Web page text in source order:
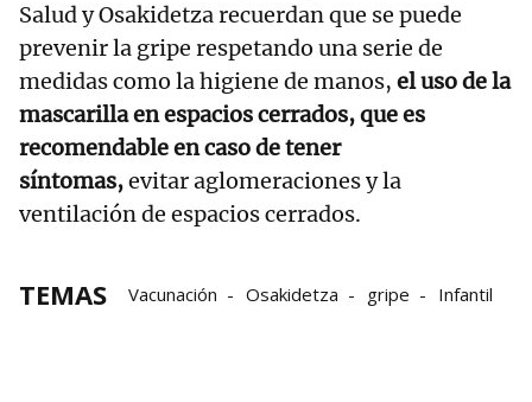
Salud y Osakidetza recuerdan que se puede
prevenir la gripe respetando una serie de
medidas como la higiene de manos, el uso de la
mascarilla en espacios cerrados, que es
recomendable en caso de tener
síntomas,evitar aglomeraciones y la
ventilación de espacios cerrados.
TEMAS Vacunación Osakidetza gripe Infantil